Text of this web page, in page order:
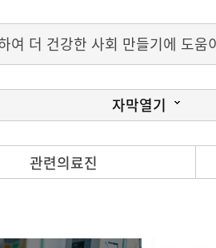
여 더 건강한 사회 만들기에 도움
자막열기
내시경을 통해 조직검사를 시행
관련의료진